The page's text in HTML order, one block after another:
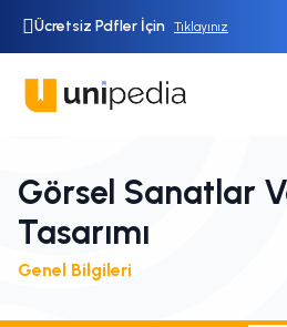
Ücretsiz Pdfler İçin Tıklayınız
Görsel Sanatlar
Tasarımı
Genel Bilgileri